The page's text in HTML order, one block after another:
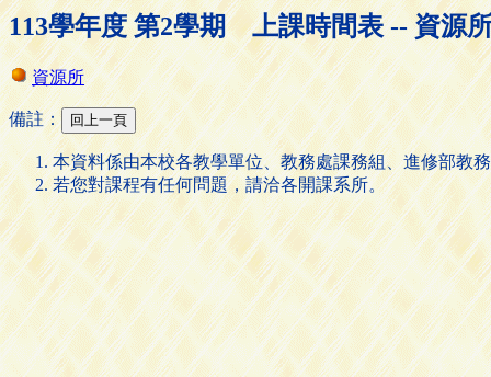
113學年度 第2學期 上課時間表 -- 資源
資源所
備註：
本資料係由本校各教學單位、教務處課務組、進修部教
若您對課程有任何問題，請洽各開課系所。